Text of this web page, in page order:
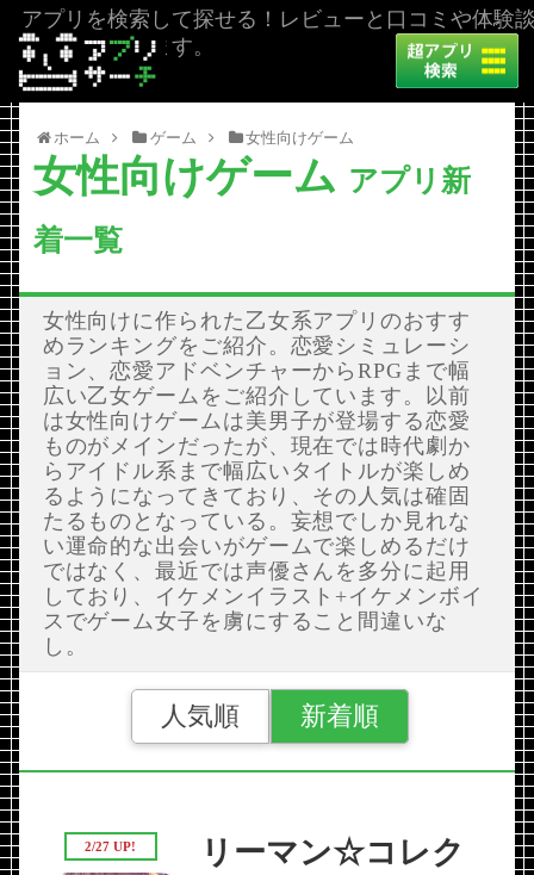
アプリを検索して探せる！レビューと口コミや体験
を掲載しています。
ホーム ゲーム 女性向けゲーム
女性向けゲーム アプリ新
着一覧
女性向けに作られた乙女系アプリのおすす
めランキングをご紹介。恋愛シミュレーシ
ョン、恋愛アドベンチャーからRPGまで幅
広い乙女ゲームをご紹介しています。以前
は女性向けゲームは美男子が登場する恋愛
ものがメインだったが、現在では時代劇か
らアイドル系まで幅広いタイトルが楽しめ
るようになってきており、その人気は確固
たるものとなっている。妄想でしか見れな
い運命的な出会いがゲームで楽しめるだけ
ではなく、最近では声優さんを多分に起用
しており、イケメンイラスト+イケメンボイ
スでゲーム女子を虜にすること間違いな
し。
人気順 新着順
リーマン☆コレク
2/27 UP!